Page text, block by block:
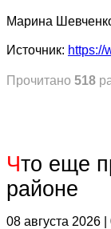
Марина
Источник: https://
Прочитано 518
Что еще
районе
08 августа 2026 |